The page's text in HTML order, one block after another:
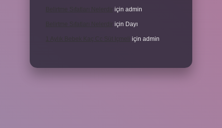
için admin
için Dayı
için admin